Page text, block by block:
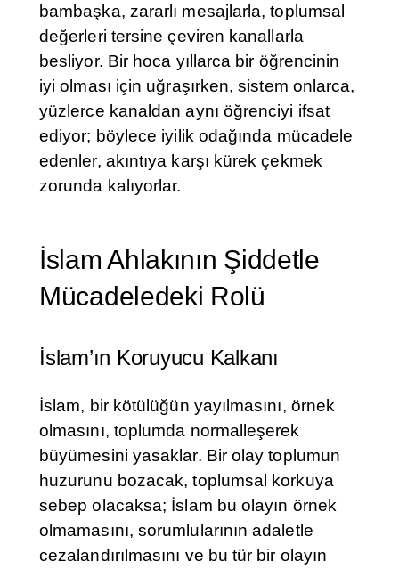
bambaşka, zararlı mesajlarla, toplumsal
değerleri tersine çeviren kanallarla
besliyor. Bir hoca yıllarca bir öğrencinin
iyi olması için uğraşırken, sistem onlarca,
yüzlerce kanaldan aynı öğrenciyi ifsat
ediyor; böylece iyilik odağında mücadele
edenler, akıntıya karşı kürek çekmek
zorunda kalıyorlar.
İslam Ahlakının Şiddetle
Mücadeledeki Rolü
İslam’ın Koruyucu Kalkanı
İslam, bir kötülüğün yayılmasını, örnek
olmasını, toplumda normalleşerek
büyümesini yasaklar. Bir olay toplumun
huzurunu bozacak, toplumsal korkuya
sebep olacaksa; İslam bu olayın örnek
olmamasını, sorumlularının adaletle
cezalandırılmasını ve bu tür bir olayın